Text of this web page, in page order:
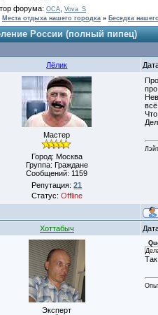
форума: OCA, Vova_S
Места отдыха нашего городка » Беседка
России (полный пипец)
Лёлик
Мастер
Город: Москва
Группа: Граждане
Сообщений: 1159
Репутация:21
Статус: Offline
Хоттабыч
Эксперт